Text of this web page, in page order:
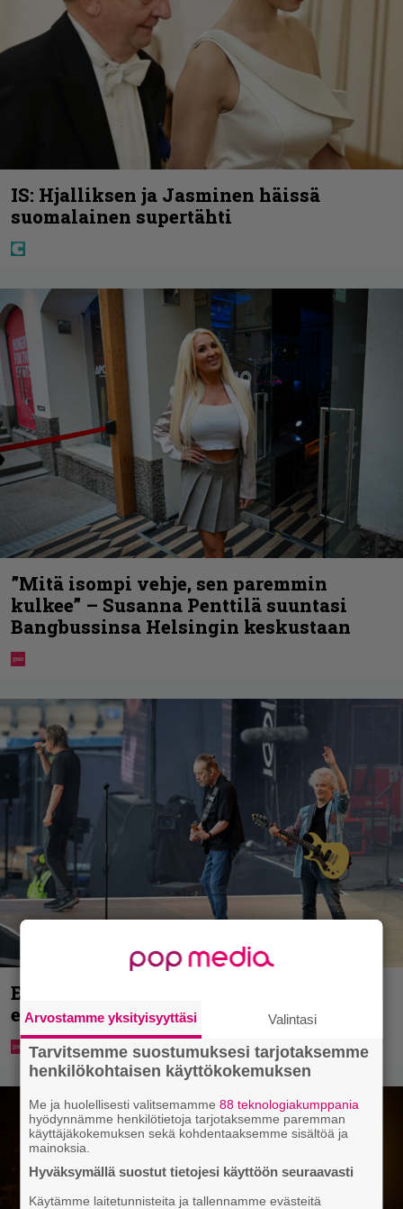
IS: Hjalliksen ja Jasminen häissä
suomalainen supertähti
”Mitä isompi vehje, sen paremmin
kulkee” – Susanna Penttilä suuntasi
Bangbussinsa Helsingin keskustaan
Eppu Normaalin viimeinen konsertti
esitetään Ylellä
Arvostamme yksityisyyttäsi Valintasi
Tarvitsemme suostumuksesi tarjotaksemme
henkilökohtaisen käyttökokemuksen
Me ja huolellisesti valitsemamme88 teknologiakumppania
hyödynnämme henkilötietoja tarjotaksemme paremman
käyttäjäkokemuksen sekä kohdentaaksemme sisältöä ja
mainoksia.
Hyväksymällä suostut tietojesi käyttöön seuraavasti
Käytämme laitetunnisteita ja tallennamme evästeitä